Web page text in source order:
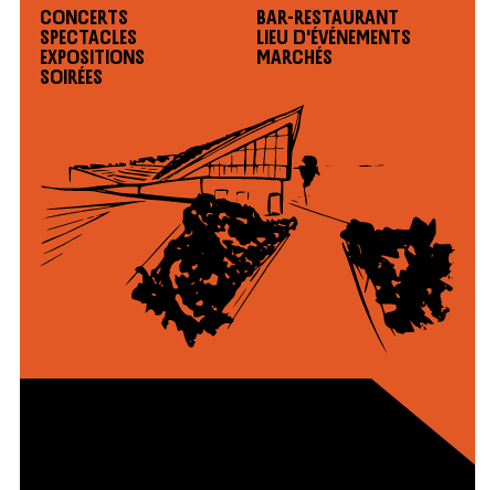
Concerts
Spectacles
Expositions
Soirées
Bar-restaurant
Lieu d'événements
Marchés